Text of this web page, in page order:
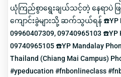
ယုံကြည်စွာရွေးချယ်သင့်တဲ့ နေရာပဲ ဖြ
ကျောင်းခွဲများသို့ ဆက်သွယ်ရန် ☎️YP
09960407309, 09740965103 ☎️YP
09740965105 ☎️YP Mandalay
Thailand (Chiang Mai Campus)
#ypeducation #fnbonlineclass